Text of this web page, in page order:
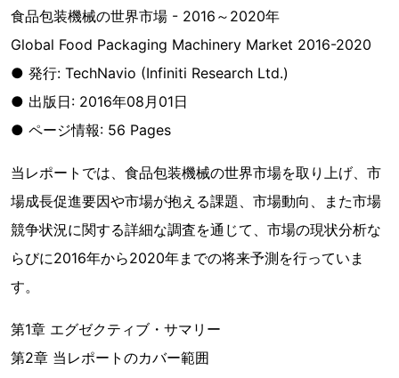
食品包装機械の世界市場 - 2016～2020年
Global Food Packaging Machinery Market 2016-2020
● 発行: TechNavio (Infiniti Research Ltd.)
● 出版日: 2016年08月01日
● ページ情報: 56 Pages
当レポートでは、食品包装機械の世界市場を取り上げ、市
場成長促進要因や市場が抱える課題、市場動向、また市場
競争状況に関する詳細な調査を通じて、市場の現状分析な
らびに2016年から2020年までの将来予測を行っていま
す。
第1章 エグゼクティブ・サマリー
第2章 当レポートのカバー範囲